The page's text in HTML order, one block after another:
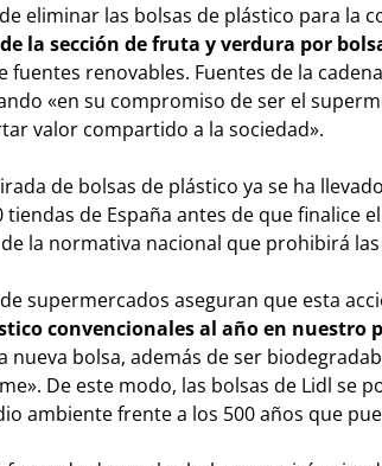
eliminar las bolsas de plástico para la
la sección de fruta y verdura por
fuentes renovables. Fuentes de la
«en su compromiso de ser el
valor compartido a la sociedad».
de bolsas de plástico ya se ha
tiendas de España antes de que finalice
la normativa nacional que prohibirá
supermercados aseguran que esta
convencionales al año en nuestro
nueva bolsa, además de ser
De este modo, las bolsas de Lidl se
ambiente frente a los 500 años que